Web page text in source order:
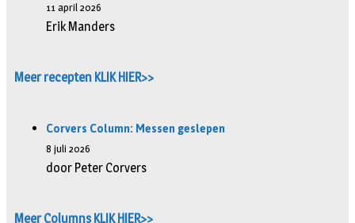
11 april 2026
Erik Manders
Meer recepten KLIK HIER>>
Corvers Column: Messen geslepen
8 juli 2026
door Peter Corvers
Meer Columns KLIK HIER>>